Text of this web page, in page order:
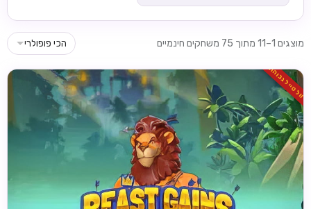
מוצגים 1–11 מתוך 75 משחקים חינמיים הכי פופולרי
וולטייל גבוהה